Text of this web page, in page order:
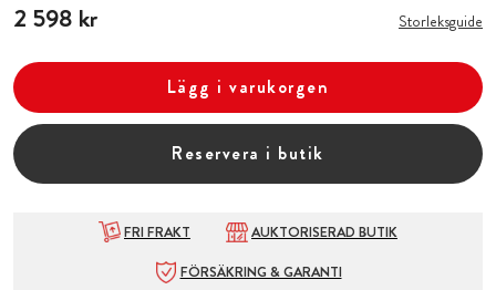
Pris:2 598 kr
2 598 kr Storleksguide
Lägg i varukorgen
Reservera i butik
FRI FRAKT
AUKTORISERAD BUTIK
FÖRSÄKRING & GARANTI